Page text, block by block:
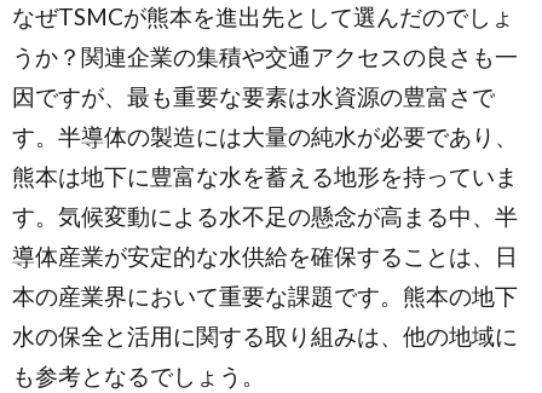
なぜTSMCが熊本を進出先として選んだのでしょ
うか？関連企業の集積や交通アクセスの良さも一
因ですが、最も重要な要素は水資源の豊富さで
す。半導体の製造には大量の純水が必要であり、
熊本は地下に豊富な水を蓄える地形を持っていま
す。気候変動による水不足の懸念が高まる中、半
導体産業が安定的な水供給を確保することは、日
本の産業界において重要な課題です。熊本の地下
水の保全と活用に関する取り組みは、他の地域に
も参考となるでしょう。